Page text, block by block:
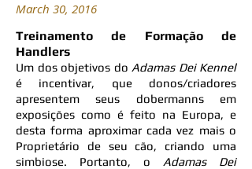
March 30, 2016
Treinamento de Formação de
Handlers
Um dos objetivos do Adamas Dei Kennel
é incentivar, que donos/criadores
apresentem seus dobermanns em
exposições como é feito na Europa, e
desta forma aproximar cada vez mais o
Proprietário de seu cão, criando uma
simbiose. Portanto, o Adamas Dei